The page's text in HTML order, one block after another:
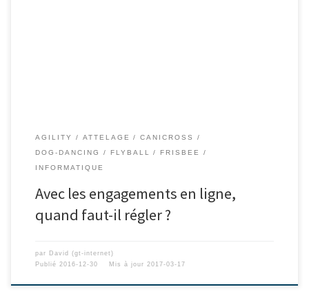
AGILITY ATTELAGE
CANICROSS
DOG-DANCING
FLYBALL
FRISBEE
INFORMATIQUE
Avec les engagements en ligne,
quand faut-il régler ?
par David (gt-internet)
Publié 2016-12-30 Mis à jour 2017-03-17